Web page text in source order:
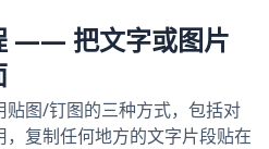
—— 把文字或图片
图/钉图的三种方式，包括对
复制任何地方的文字片段贴在